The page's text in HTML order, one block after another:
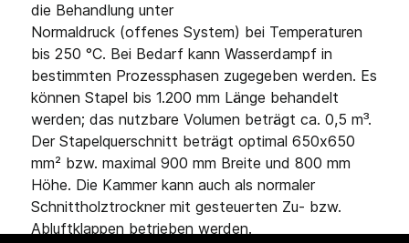
die Behandlung unter
Normaldruck (offenes System) bei Temperaturen
bis 250 °C. Bei Bedarf kann Wasserdampf in
bestimmten Prozessphasen zugegeben werden. Es
können Stapel bis 1.200 mm Länge behandelt
werden; das nutzbare Volumen beträgt ca. 0,5 m³.
Der Stapelquerschnitt beträgt optimal 650x650
mm² bzw. maximal 900 mm Breite und 800 mm
Höhe. Die Kammer kann auch als normaler
Schnittholztrockner mit gesteuerten Zu- bzw.
Abluftklappen betrieben werden.